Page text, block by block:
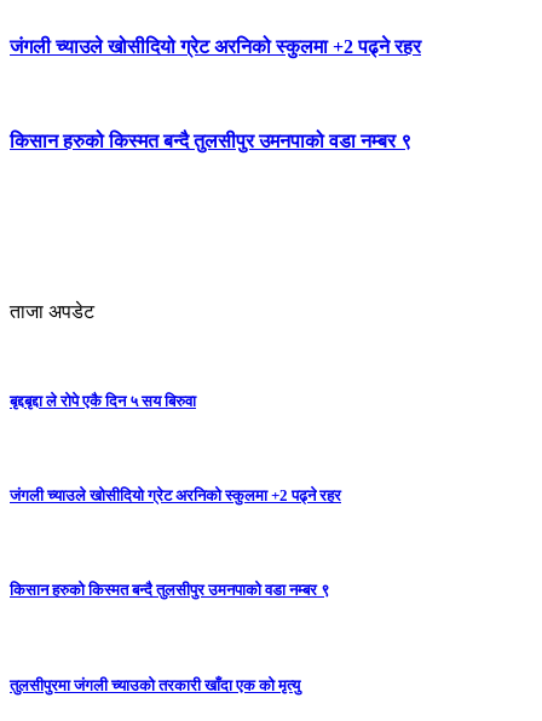
जंगली च्याउले खोसीदियो ग्रेट अरनिको स्कुलमा +2 पढ्ने रहर
किसान हरुको किस्मत बन्दै तुलसीपुर उमनपाको वडा नम्बर ९
ताजा अपडेट
बृद्दबृद्दा ले रोपे एकै दिन ५ सय बिरुवा
जंगली च्याउले खोसीदियो ग्रेट अरनिको स्कुलमा +2 पढ्ने रहर
किसान हरुको किस्मत बन्दै तुलसीपुर उमनपाको वडा नम्बर ९
तुलसीपुरमा जंगली च्याउको तरकारी खाँदा एक को मृत्यु